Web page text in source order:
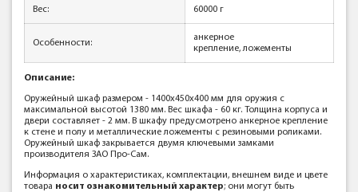
Вес: 60000 г
Особенности:
анкерное
крепление, ложементы
Описание:
Оружейный шкаф размером - 1400х450х400 мм для оружия с
максимальной высотой 1380 мм. Вес шкафа - 60 кг. Толщина корпуса и
двери составляет - 2 мм. В шкафу предусмотрено анкерное крепление
к стене и полу и металлические ложементы с резиновыми роликами.
Оружейный шкаф закрывается двумя ключевыми замками
производителя ЗАО Про-Сам.
Информация о характеристиках, комплектации, внешнем виде и цвете
товара носит ознакомительный характер; они могут быть